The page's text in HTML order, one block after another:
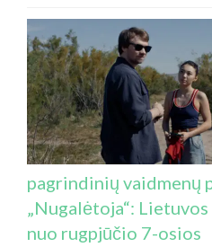
pagrindinių vaidmenų
„Nugalėtoja“:
nuo rugpjūčio 7-osios